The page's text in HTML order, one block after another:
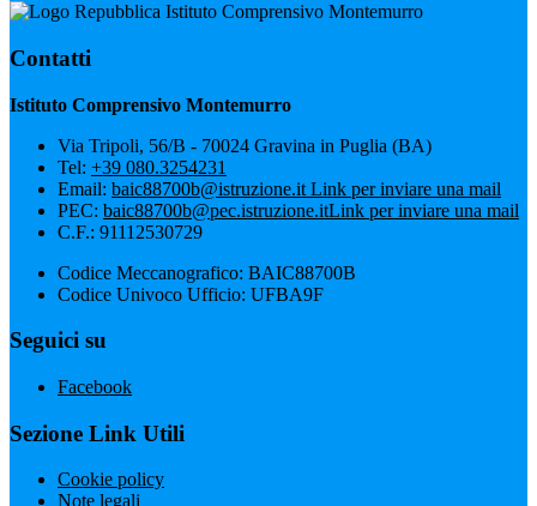
Istituto Comprensivo Montemurro
Contatti
Istituto Comprensivo Montemurro
Via Tripoli, 56/B - 70024 Gravina in Puglia (BA)
Tel: +39 080.3254231
Email: baic88700b@istruzione.it Link per inviare una mail
PEC: baic88700b@pec.istruzione.itLink per inviare una mail
C.F.: 91112530729
Codice Meccanografico: BAIC88700B
Codice Univoco Ufficio: UFBA9F
Seguici su
Facebook
Sezione Link Utili
Cookie policy
Note legali